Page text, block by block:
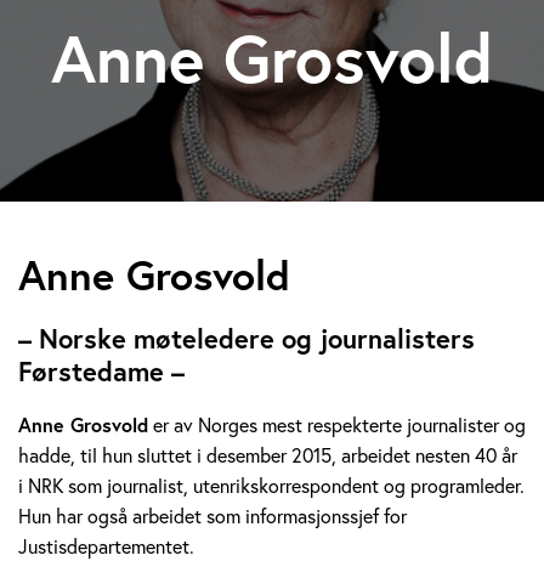
Anne Grosvold
A
n
n
e
G
r
Anne Grosvold
– Norske møteledere og journalisters
Førstedame –
Anne Grosvold er av Norges mest respekterte journalister og
hadde, til hun sluttet i desember 2015, arbeidet nesten 40 år
i NRK som journalist, utenrikskorrespondent og programleder.
Hun har også arbeidet som informasjonssjef for
Justisdepartementet.